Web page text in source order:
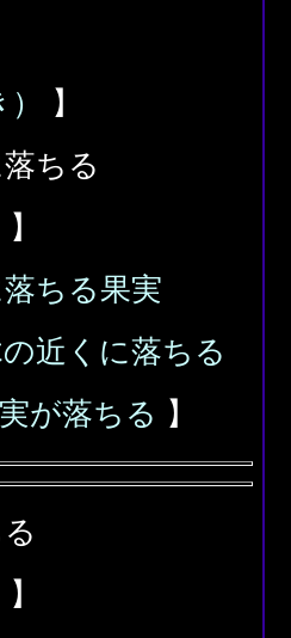
】
ちる
】
ちる果実
近くに落ちる
が落ちる 】
】